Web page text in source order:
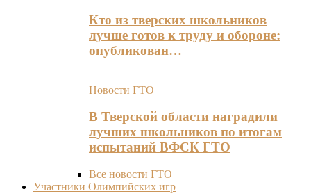
Кто из тверских школьников
лучше готов к труду и обороне:
опубликован…
Новости ГТО
В Тверской области наградили
лучших школьников по итогам
испытаний ВФСК ГТО
Все новости ГТО
Участники Олимпийских игр